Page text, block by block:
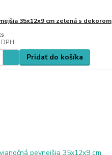
35x12x9 cm zelená s dekorom
Pridať do košíka